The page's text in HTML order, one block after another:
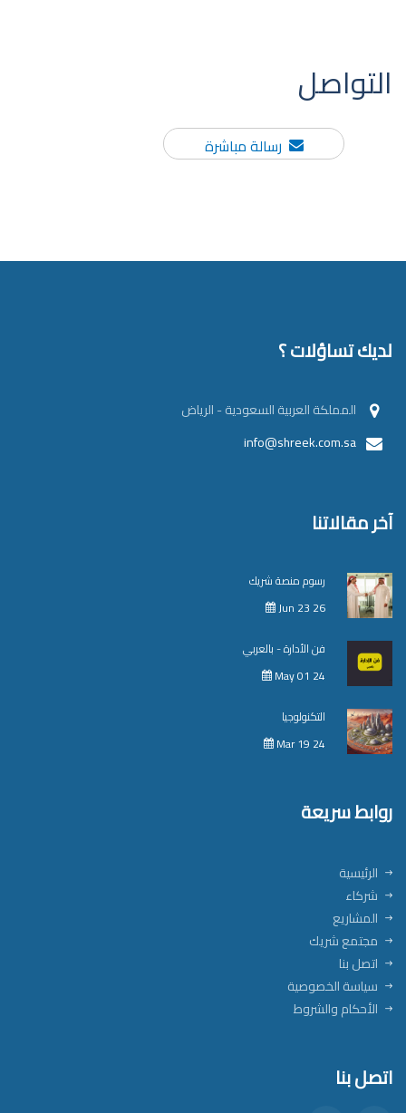
التواصل
رسالة مباشرة
لديك تساؤلات ؟
المملكة العربية السعودية - الرياض
info@shreek.com.sa
آخر مقالاتنا
رسوم منصة شريك
Jun 23 26
فن الأدارة - بالعربي
May 01 24
التكنولوجيا
Mar 19 24
روابط سريعة
الرئيسية
شركاء
المشاريع
مجتمع شريك
اتصل بنا
سياسة الخصوصية
الأحكام والشروط
اتصل بنا